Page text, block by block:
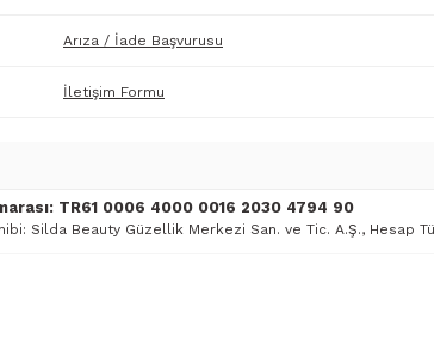
Arıza / İade Başvurusu
İletişim Formu
TR61 0006 4000 0016 2030 4794 90
Silda Beauty Güzellik Merkezi San. ve Tic. A.Ş., Hesap